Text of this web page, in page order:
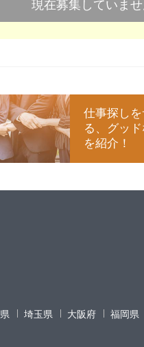
現在募集していま
仕事探し
る、グッ
を紹介！
埼玉県 大阪府 福岡県